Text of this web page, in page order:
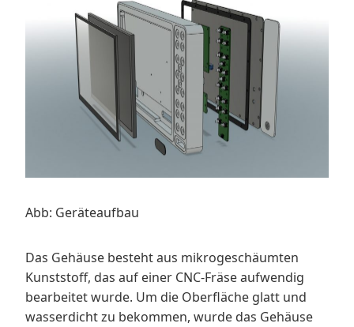
Abb: Geräteaufbau
Das Gehäuse besteht aus mikrogeschäumten
Kunststoff, das auf einer CNC-Fräse aufwendig
bearbeitet wurde. Um die Oberfläche glatt und
wasserdicht zu bekommen, wurde das Gehäuse